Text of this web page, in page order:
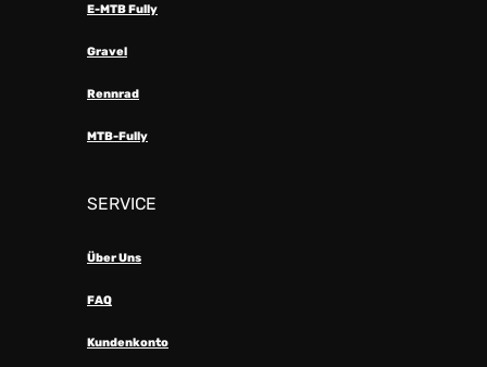
E-MTB Fully
Gravel
Rennrad
MTB-Fully
SERVICE
Über Uns
FAQ
Kundenkonto